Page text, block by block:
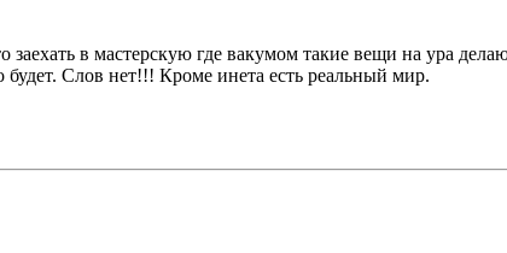
в мастерскую где вакумом такие вещи на ура
Слов нет!!! Кроме инета есть реальный мир.